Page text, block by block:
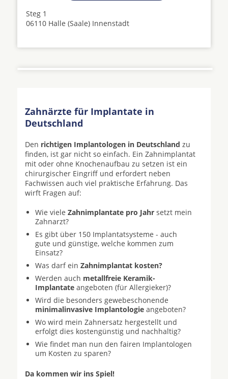
Steg 1
06110 Halle (Saale) Innenstadt
Zahnärzte für Implantate in
Deutschland
Den richtigen Implantologen in Deutschland zu
finden, ist gar nicht so einfach. Ein Zahnimplantat
mit oder ohne Knochenaufbau zu setzen ist ein
chirurgischer Eingriff und erfordert neben
Fachwissen auch viel praktische Erfahrung. Das
wirft Fragen auf:
Wie viele Zahnimplantate pro Jahr setzt mein
Zahnarzt?
Es gibt über 150 Implantatsysteme - auch
gute und günstige, welche kommen zum
Einsatz?
Was darf ein Zahnimplantat kosten?
Werden auch metallfreie Keramik-
Implantate angeboten (für Allergieker)?
Wird die besonders gewebeschonende
minimalinvasive Implantologie angeboten?
Wo wird mein Zahnersatz hergestellt und
erfolgt dies kostengünstig und nachhaltig?
Wie findet man nun den fairen Implantologen
um Kosten zu sparen?
Da kommen wir ins Spiel!